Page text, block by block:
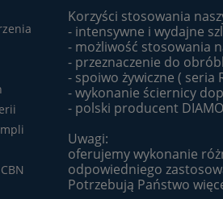
Korzyści stosowania
- intensywne i wydajne
- możliwość stosowania
- przeznaczenie do
- spoiwo żywiczne ( seria
- wykonanie ściernicy
- polski producent
Uwagi:
oferujemy wykonanie
odpowiedniego
Potrzebują Państwo